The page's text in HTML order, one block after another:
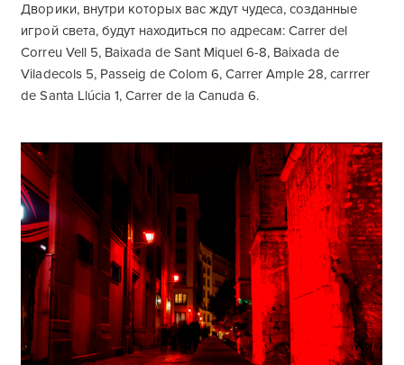
Дворики, внутри которых вас ждут чудеса, созданные
игрой света, будут находиться по адресам: Carrer del
Correu Vell 5, Baixada de Sant Miquel 6-8, Baixada de
Viladecols 5, Passeig de Colom 6, Carrer Ample 28, carrrer
de Santa Llúcia 1, Carrer de la Canuda 6.